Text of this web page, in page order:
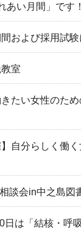
あい月間」です！
および採用試験
室
きたい女性のた
】自分らしく働
談会in中之島図
日は「結核・呼